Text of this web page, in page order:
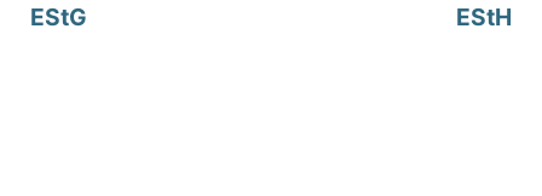
EStG
EStH